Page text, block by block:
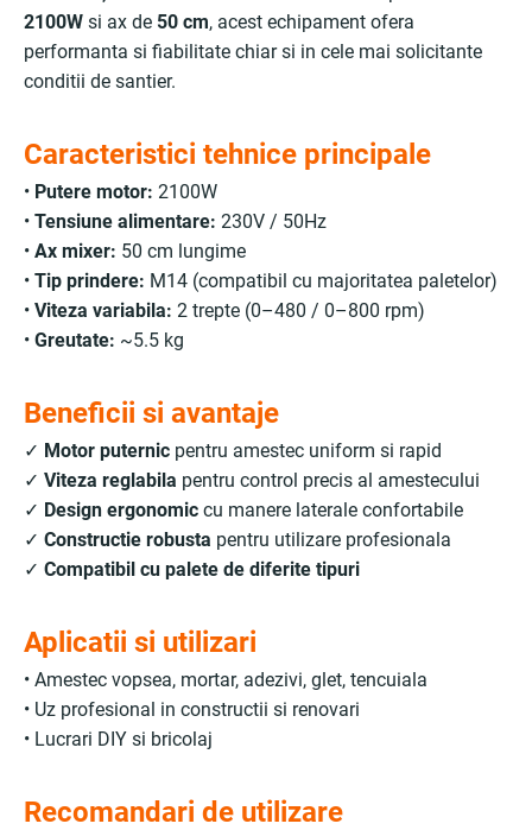
2100W si ax de 50 cm, acest echipament ofera
performanta si fiabilitate chiar si in cele mai solicitante
conditii de santier.
Caracteristici tehnice principale
• Putere motor: 2100W
• Tensiune alimentare: 230V / 50Hz
• Ax mixer: 50 cm lungime
• Tip prindere: M14 (compatibil cu majoritatea paletelor)
• Viteza variabila: 2 trepte (0–480 / 0–800 rpm)
• Greutate: ~5.5 kg
Beneficii si avantaje
✓ Motor puternic pentru amestec uniform si rapid
✓ Viteza reglabila pentru control precis al amestecului
✓ Design ergonomic cu manere laterale confortabile
✓ Constructie robusta pentru utilizare profesionala
✓ Compatibil cu palete de diferite tipuri
Aplicatii si utilizari
• Amestec vopsea, mortar, adezivi, glet, tencuiala
• Uz profesional in constructii si renovari
• Lucrari DIY si bricolaj
Recomandari de utilizare